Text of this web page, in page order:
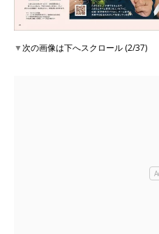
▼次の画像は下へスクロール (2/37)